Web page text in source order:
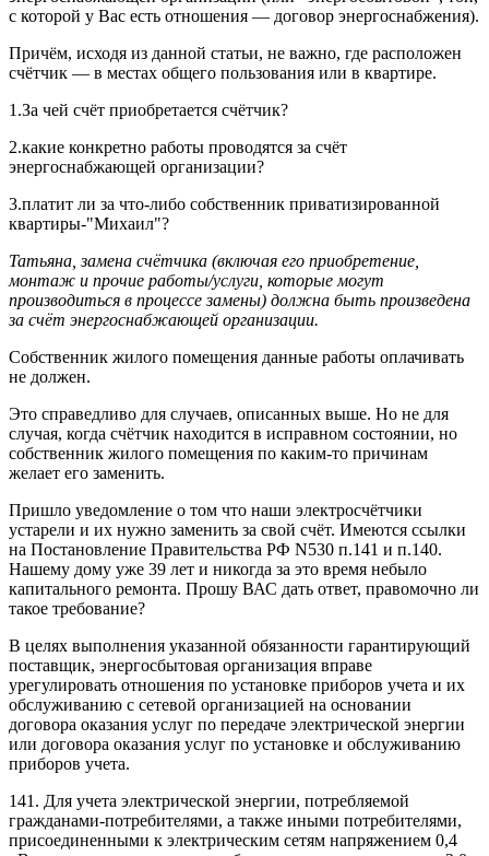
с которой у Вас есть отношения — договор энергоснабжения).
Причём, исходя из данной статьи, не важно, где расположен
счётчик — в местах общего пользования или в квартире.
1.За чей счёт приобретается счётчик?
2.какие конкретно работы проводятся за счёт
энергоснабжающей организации?
3.платит ли за что-либо собственник приватизированной
квартиры-"Михаил"?
Татьяна, замена счётчика (включая его приобретение,
монтаж и прочие работы/услуги, которые могут
производиться в процессе замены) должна быть произведена
за счёт энергоснабжающей организации.
Собственник жилого помещения данные работы оплачивать
не должен.
Это справедливо для случаев, описанных выше. Но не для
случая, когда счётчик находится в исправном состоянии, но
собственник жилого помещения по каким-то причинам
желает его заменить.
Пришло уведомление о том что наши электросчётчики
устарели и их нужно заменить за свой счёт. Имеются ссылки
на Постановление Правительства РФ N530 п.141 и п.140.
Нашему дому уже 39 лет и никогда за это время небыло
капитального ремонта. Прошу ВАС дать ответ, правомочно ли
такое требование?
В целях выполнения указанной обязанности гарантирующий
поставщик, энергосбытовая организация вправе
урегулировать отношения по установке приборов учета и их
обслуживанию с сетевой организацией на основании
договора оказания услуг по передаче электрической энергии
или договора оказания услуг по установке и обслуживанию
приборов учета.
141. Для учета электрической энергии, потребляемой
гражданами-потребителями, а также иными потребителями,
присоединенными к электрическим сетям напряжением 0,4